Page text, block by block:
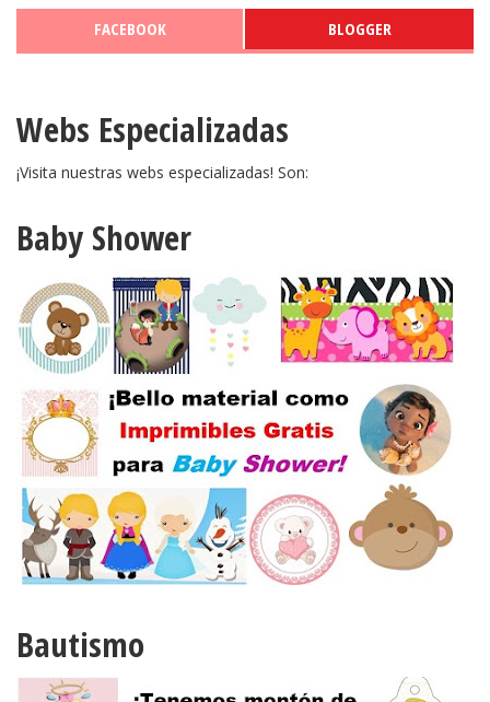
FACEBOOK BLOGGER
Webs Especializadas
¡Visita nuestras webs especializadas! Son:
Baby Shower
Bautismo